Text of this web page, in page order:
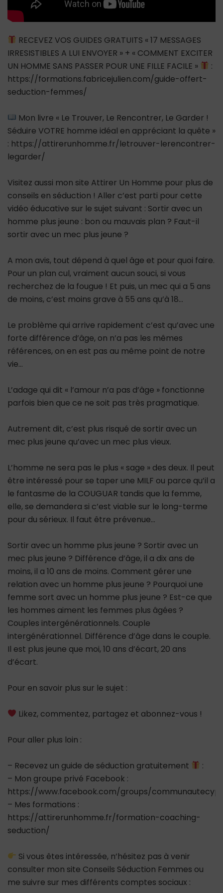
RECEVEZ VOS GUIDES GRATUITS « 17 MESSAGES
IRRESISTIBLES A LUI ENVOYER » + « COMMENT EXCITER
UN HOMME SANS PASSER POUR UNE FILLE FACILE »
:
https://formations.fabricejulien.com/guide-offert-
seduction-femmes/
Mon livre « Le Trouver, Le Rencontrer, Le Garder !
Séduire VOTRE homme idéal en appréciant la quête »
: https://attirerunhomme.fr/letrouver-lerencontrer-
legarder/
Visitez aussi mon site Attirer Un Homme pour plus de
conseils en séduction ! Aller c’est parti pour cette
vidéo éducative sur le sujet suivant : Sortir avec un
homme plus jeune : bon ou mauvais plan ? Faut-il
sortir avec un mec plus jeune ?
A mon avis, tout dépend à quel âge et pour quoi faire.
Pour un plan cul, vraiment aucun souci, si vous
recherchez de la fougue ! Et puis, un mec qui a 5 ans
de moins, c’est moins grave à 55 ans qu’à 18…
Le problème qui arrive rapidement c’est qu’avec une
forte différence d’âge, on n’a pas les mêmes
références, on en est pas au même point de notre
vie…
L’adage qui dit « l’amour n’a pas d’âge » fonctionne
parfois bien que ce ne soit pas très pragmatique.
Autrement dit, c’est plus risqué de sortir avec un
mec plus jeune qu’avec un mec plus vieux.
L’homme ne sera pas le plus « sage » des deux. Il peut
être intéressé pour se taper une MILF ou parce qu’il a
le fantasme de la COUGUAR tandis que la femme,
elle, se demandera si c’est viable sur le long-terme
pour du sérieux. Il faut être prévenue…
Sortir avec un homme plus jeune ? Sortir avec un
mec plus jeune ? Différence d’âge, il a dix ans de
moins, il a 10 ans de moins. Comment gérer une
relation avec un homme plus jeune ? Pourquoi une
femme sort avec un homme plus jeune ? Est-ce que
les hommes aiment les femmes plus âgées ?
Couples intergénérationnels. Couple
intergénérationnel. Différence d’âge dans le couple.
Il est plus jeune que moi, 10 ans d’écart, 20 ans
d’écart.
Pour en savoir plus sur le sujet :
Likez, commentez, partagez et abonnez-vous !
Pour aller plus loin :
– Recevez un guide de séduction gratuitement
:
– Mon groupe privé Facebook :
https://www.facebook.com/groups/
– Mes formations :
https://attirerunhomme.fr/formation-coaching-
seduction/
Si vous êtes intéressée, n’hésitez pas à venir
consulter mon site Conseils Séduction Femmes ou
me suivre sur mes différents comptes sociaux :